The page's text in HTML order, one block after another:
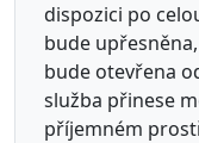
dispozici po
bude
bude otevřena
služba přinese
příjemném